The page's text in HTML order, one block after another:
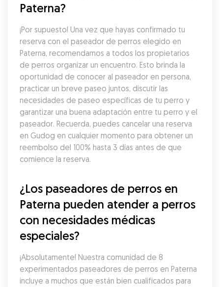
Paterna?
¡Por supuesto! Una vez que hayas confirmado tu
reserva con el paseador de perros elegido en
Paterna, recomendamos a todos los propietarios
de perros organizar un encuentro. Esto brinda la
oportunidad de conocer al paseador en persona,
practicar un breve paseo juntos, discutir las
necesidades de paseo específicas de tu perro y
garantizar una buena adaptación entre tu perro y el
paseador. Recuerda, puedes cancelar una reserva
en Gudog en cualquier momento para obtener un
reembolso del 100% hasta 3 días antes de que
comience la reserva.
¿Los paseadores de perros en
Paterna pueden atender a perros
con necesidades médicas
especiales?
¡Absolutamente! Nuestra comunidad de 8
experimentados paseadores de perros en Paterna
incluye a muchos que están bien cualificados para